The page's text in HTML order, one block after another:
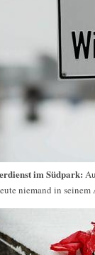
im Südpark:
niemand in seinem